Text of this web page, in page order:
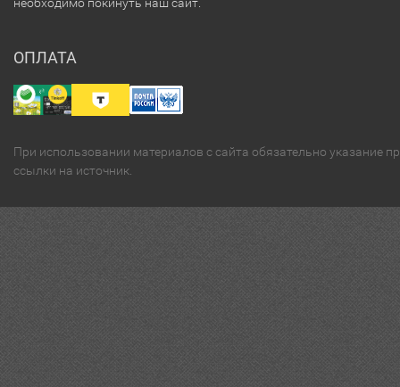
ОПЛАТА
При использовании материалов с сайта обязательно указание
ссылки на источник.